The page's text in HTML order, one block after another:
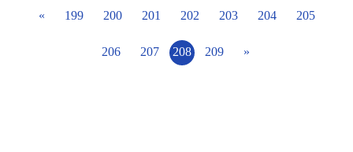
« 199 200 201 202 203 204 205
206 207 208 209 »